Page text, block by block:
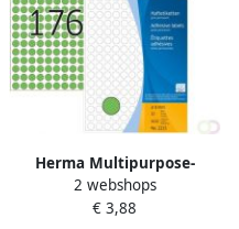
Herma Multipurpose-
etiketten Ã 8 mm rond
groen permanent hechtend
2 webshops
€ 3,88